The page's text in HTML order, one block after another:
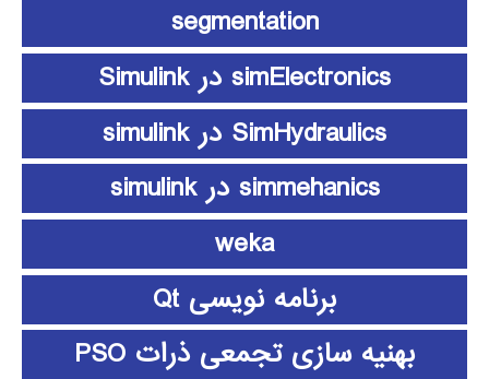
segmentation
simElectronics در Simulink
SimHydraulics در simulink
simmehanics در simulink
weka
برنامه نویسی Qt
بهنیه سازی تجمعی ذرات PSO